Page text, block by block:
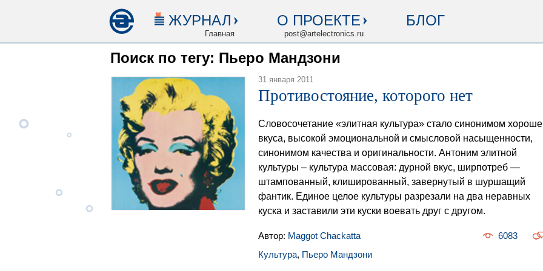
ЖУРНАЛ
Главная
О ПРОЕКТЕ
post@artelectronics.ru
БЛОГ
Поиск по тегу: Пьеро Мандзони
31 января 2011
Противостояние, которого нет
Словосочетание «элитная культура» стало синонимом
вкуса, высокой эмоциональной и смысловой насыщенности,
синонимом качества и оригинальности. Антоним элитной
культуры – культура массовая: дурной вкус, ширпотреб —
штампованный, клишированный, завернутый в шуршащий
фантик. Единое целое культуры разрезали на два неравных
куска и заставили эти куски воевать друг с другом.
Автор: Maggot Chackatta
6083
Культура, Пьеро Мандзони